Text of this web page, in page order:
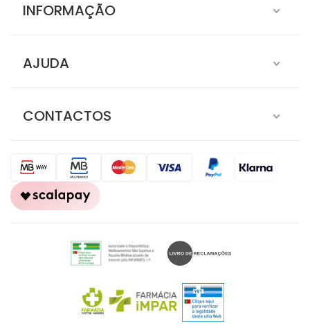
INFORMAÇÃO
AJUDA
CONTACTOS